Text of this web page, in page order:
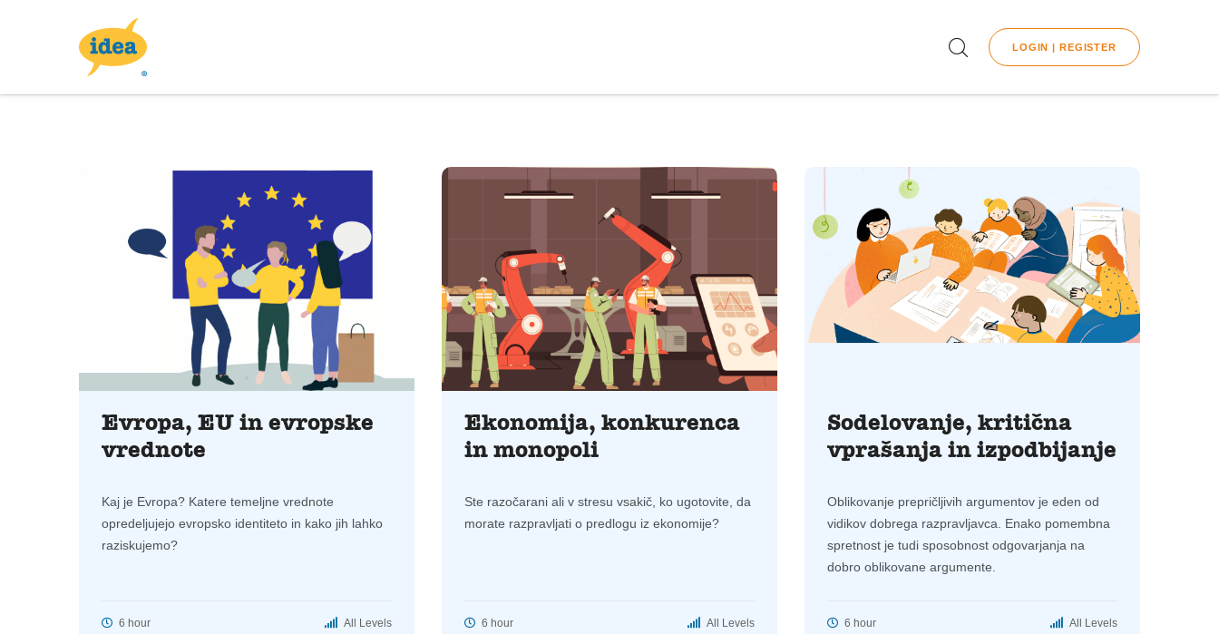
LOGIN | REGISTER
Evropa, EU in evropske
vrednote
Kaj je Evropa? Katere temeljne vrednote
opredeljujejo evropsko identiteto in kako jih lahko
raziskujemo?
6 hour All Levels
Ekonomija, konkurenca
in monopoli
Ste razočarani ali v stresu vsakič, ko ugotovite, da
morate razpravljati o predlogu iz ekonomije?
6 hour All Levels
Sodelovanje, kritična
vprašanja in izpodbijanje
Oblikovanje prepričljivih argumentov je eden od
vidikov dobrega razpravljavca. Enako pomembna
spretnost je tudi sposobnost odgovarjanja na
dobro oblikovane argumente.
6 hour All Levels